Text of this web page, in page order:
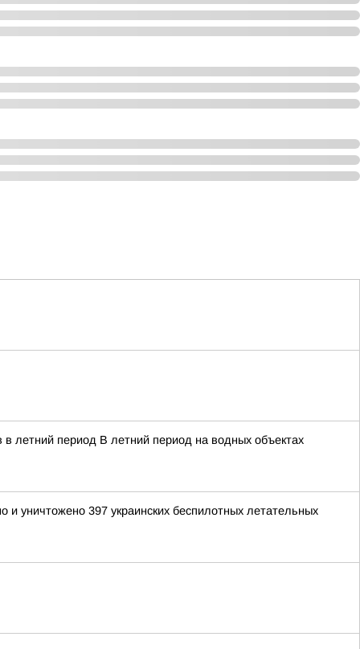
летний период В летний период на водных объектах
уничтожено 397 украинских беспилотных летательных